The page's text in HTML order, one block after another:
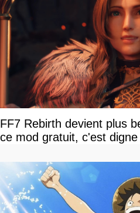
FF7 Rebirth devient plus
ce mod gratuit, c'est